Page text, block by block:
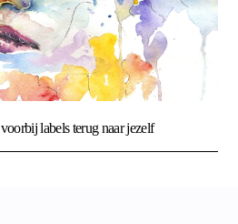
labels terug naar jezelf